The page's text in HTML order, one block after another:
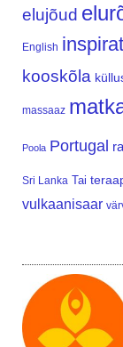
elujõud
English
kooskõla
massaaz
Poola Portugal
Sri Lanka Tai
vulkaanisaar